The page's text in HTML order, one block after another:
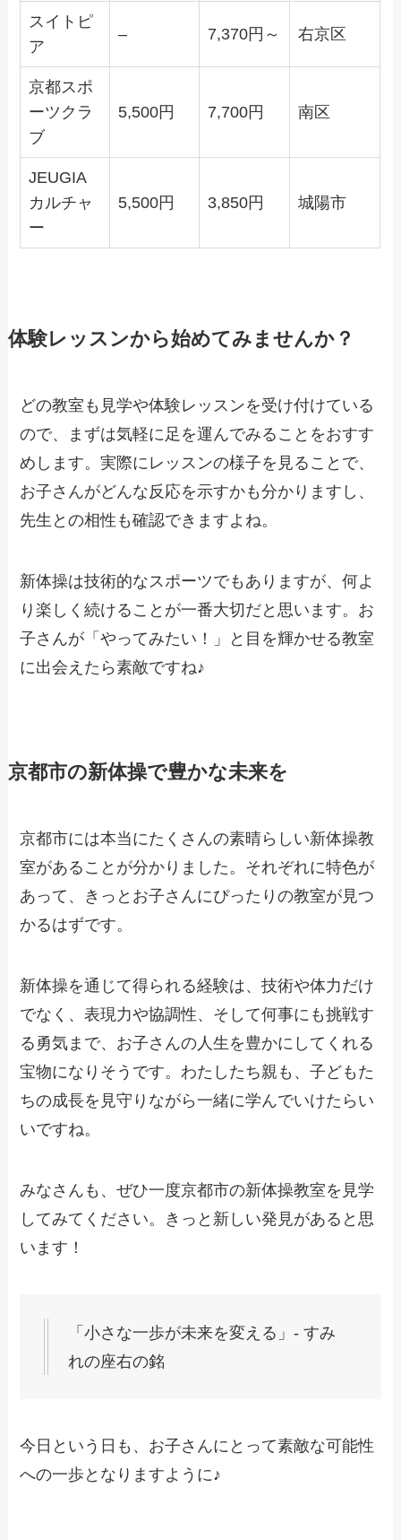
スイトピ
ア
– 7,370円～ 右京区
京都スポ
ーツクラ
ブ
5,500円 7,700円 南区
JEUGIA
カルチャ
ー
5,500円 3,850円 城陽市
体験レッスンから始めてみませんか？
どの教室も見学や体験レッスンを受け付けている
ので、まずは気軽に足を運んでみることをおすす
めします。実際にレッスンの様子を見ることで、
お子さんがどんな反応を示すかも分かりますし、
先生との相性も確認できますよね。
新体操は技術的なスポーツでもありますが、何よ
り楽しく続けることが一番大切だと思います。お
子さんが「やってみたい！」と目を輝かせる教室
に出会えたら素敵ですね♪
京都市の新体操で豊かな未来を
京都市には本当にたくさんの素晴らしい新体操教
室があることが分かりました。それぞれに特色が
あって、きっとお子さんにぴったりの教室が見つ
かるはずです。
新体操を通じて得られる経験は、技術や体力だけ
でなく、表現力や協調性、そして何事にも挑戦す
る勇気まで、お子さんの人生を豊かにしてくれる
宝物になりそうです。わたしたち親も、子どもた
ちの成長を見守りながら一緒に学んでいけたらい
いですね。
みなさんも、ぜひ一度京都市の新体操教室を見学
してみてください。きっと新しい発見があると思
います！
「小さな一歩が未来を変える」- すみ
れの座右の銘
今日という日も、お子さんにとって素敵な可能性
への一歩となりますように♪